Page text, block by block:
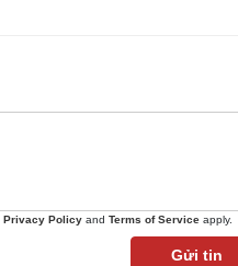
Privacy Policy and Terms of Service apply.
Gửi tin